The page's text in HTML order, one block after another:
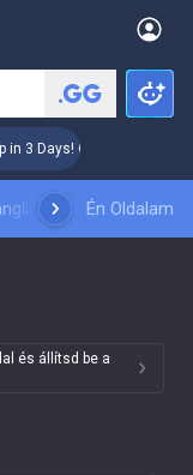
in 3 Days! Challenger
VezetőlistákPro
Én Oldalam
és állítsd be a